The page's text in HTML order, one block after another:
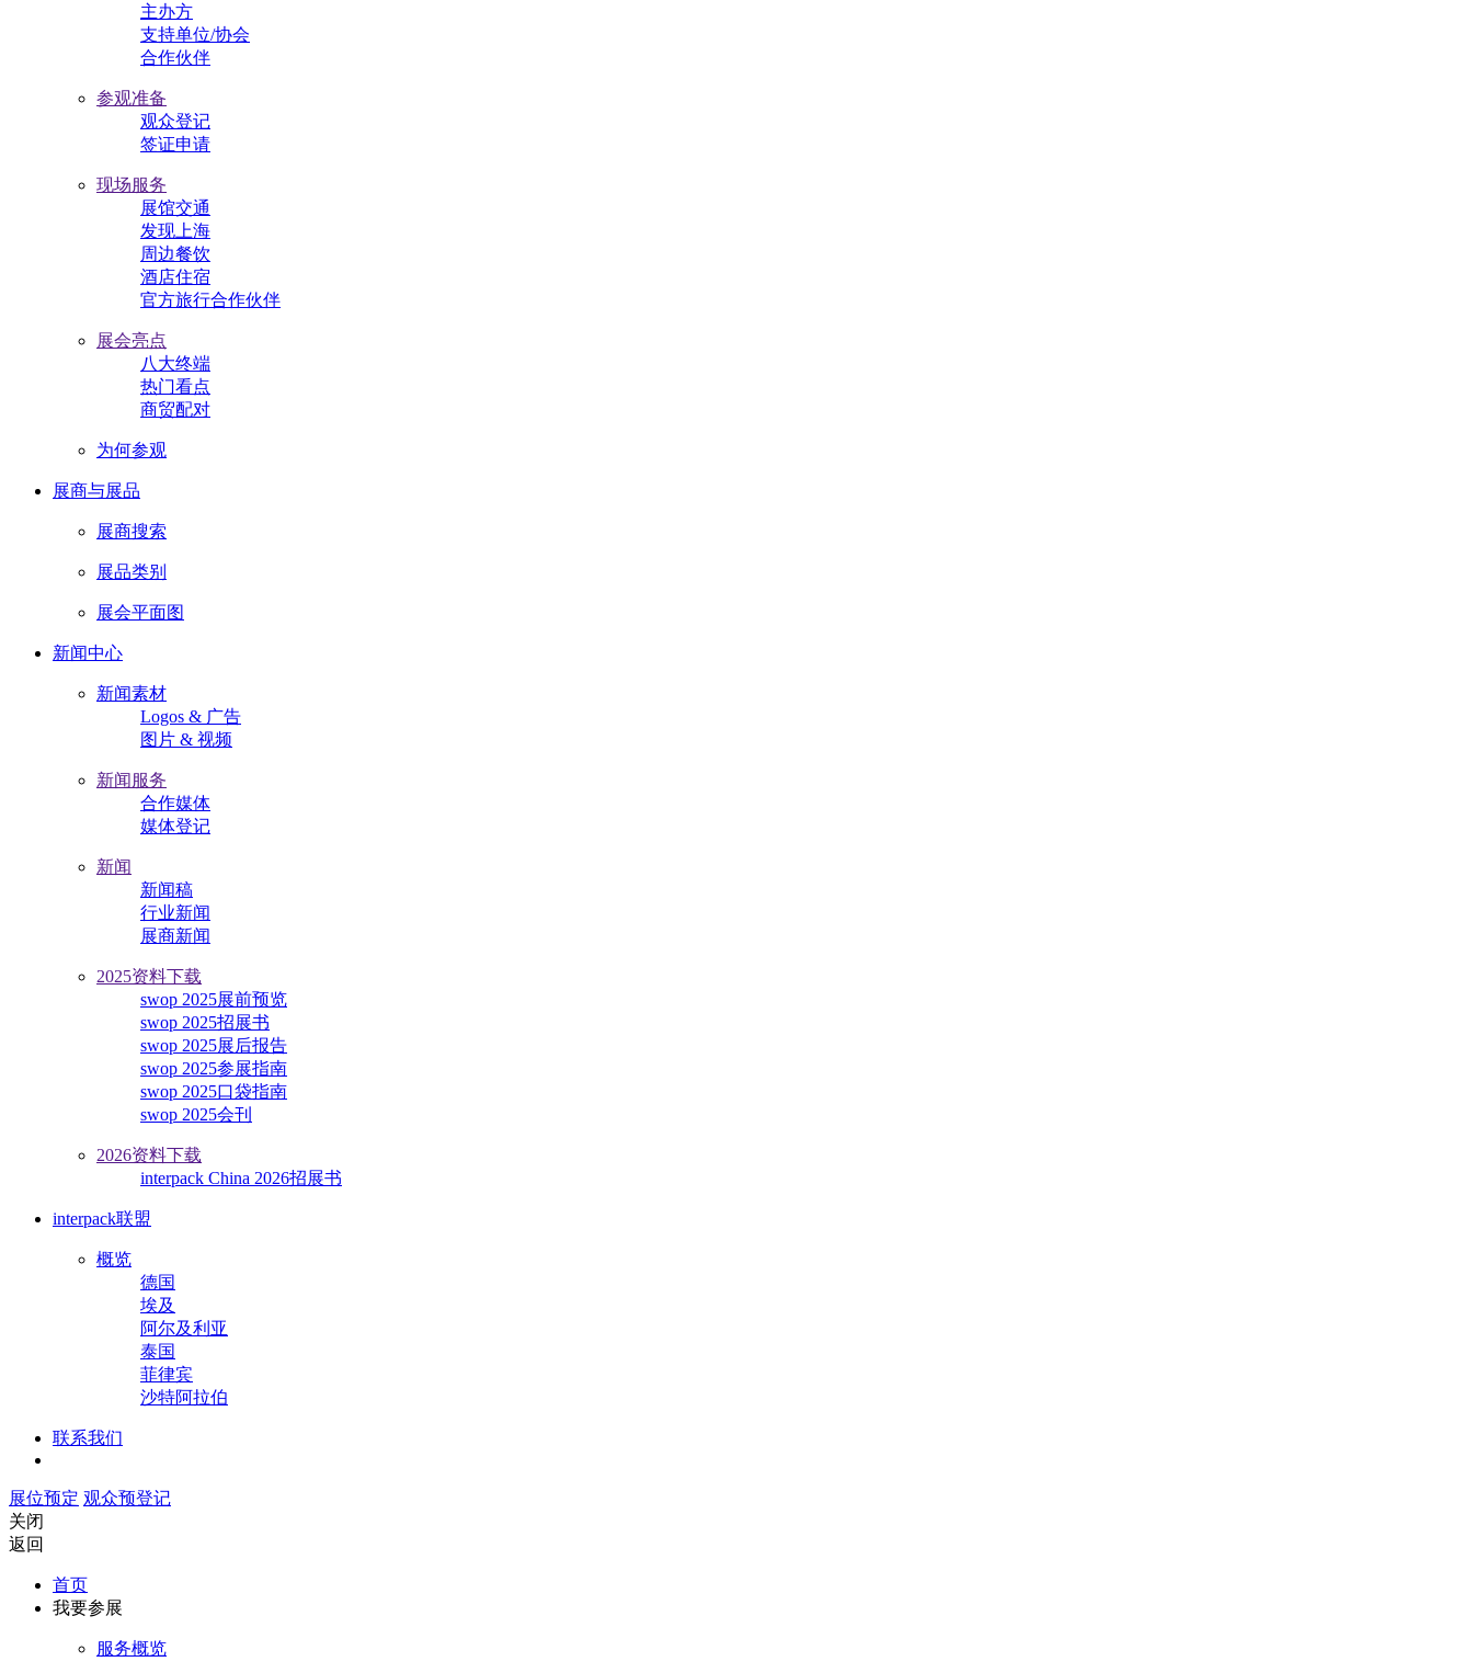
主办方
支持单位/协会
合作伙伴
参观准备
观众登记
签证申请
现场服务
展馆交通
发现上海
周边餐饮
酒店住宿
官方旅行合作伙伴
展会亮点
八大终端
热门看点
商贸配对
为何参观
展商与展品
展商搜索
展品类别
展会平面图
新闻中心
新闻素材
Logos & 广告
图片 & 视频
新闻服务
合作媒体
媒体登记
新闻
新闻稿
行业新闻
展商新闻
2025资料下载
swop 2025展前预览
swop 2025招展书
swop 2025展后报告
swop 2025参展指南
swop 2025口袋指南
swop 2025会刊
2026资料下载
interpack China 2026招展书
interpack联盟
概览
德国
埃及
阿尔及利亚
泰国
菲律宾
沙特阿拉伯
联系我们
展位预定 观众预登记
关闭
返回
首页
我要参展
服务概览